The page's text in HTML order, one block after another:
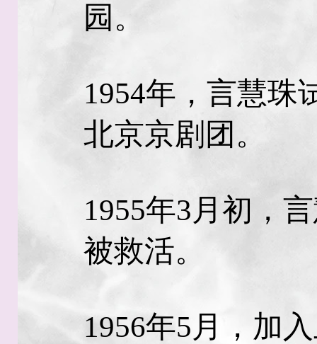
园。
1954年，言慧珠
北京京剧团。
1955年3月初，
被救活。
1956年5月，加